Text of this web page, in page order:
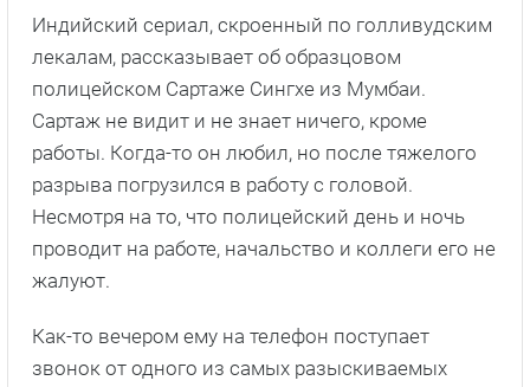
Индийский сериал, скроенный по голливудским
лекалам, рассказывает об образцовом
полицейском Сартаже Сингхе из Мумбаи.
Сартаж не видит и не знает ничего, кроме
работы. Когда-то он любил, но после тяжелого
разрыва погрузился в работу с головой.
Несмотря на то, что полицейский день и ночь
проводит на работе, начальство и коллеги его не
жалуют.
Как-то вечером ему на телефон поступает
звонок от одного из самых разыскиваемых